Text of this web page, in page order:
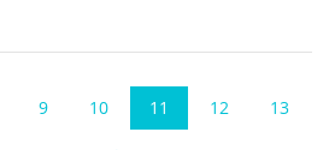
9 10 11 12 13